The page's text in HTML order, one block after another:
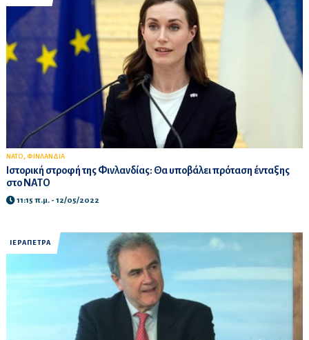
ΝΑΤΟ, ΦΙΝΛΑΝΔΙΑ
Ιστορική στροφή της Φινλανδίας: Θα υποβάλει πρόταση ένταξης
στο ΝΑΤΟ
11:15 π.μ. - 12/05/2022
ΙΕΡΑΠΕΤΡΑ